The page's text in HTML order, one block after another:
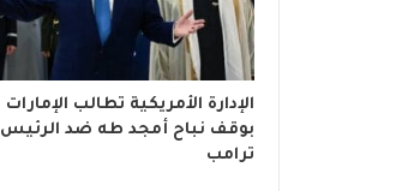
الإدارة الأمريكية تطالب الإمارات
بوقف نباح أمجد طه ضد الرئيس
ترامب